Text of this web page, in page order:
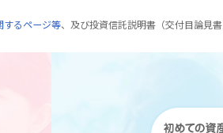
するページ等、及び投資信託説明書（交付目論見